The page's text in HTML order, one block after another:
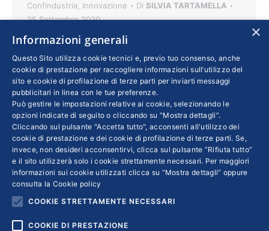
Confindustria, Innovazione Di SILVIA TARTAMELLA
25 Settembre 2020
Le imprese che vogliono offrire un percorso di
alta specializzazione ai propri dipendenti o
avvalersi di laureati altamente qualificati
possono compilare la domanda entro il 12
ottobre. Previsto un cofinanziamento al 50%
da parte delle imprese interessate al dottorato
e dal Cnr
← 1 … 5 6 7 8
×
Informazioni generali
Questo Sito utilizza cookie tecnici e, previo tuo consenso, anche
cookie di prestazione per raccogliere informazioni sull’utilizzo del
sito e cookie di profilazione di terze parti per inviarti messaggi
pubblicitari in linea con le tue preferenze.
Può gestire le impostazioni relative ai cookie, selezionando le
opzioni indicate di seguito o cliccando su “Mostra dettagli”.
Cliccando sul pulsante "Accetta tutto", acconsenti all'utilizzo dei
cookie di prestazione e dei cookie di profilazione di terze parti. Se,
invece, non desideri acconsentirvi, clicca sul pulsante “Rifiuta tutto”
e il sito utilizzerà solo i cookie strettamente necessari. Per maggiori
informazioni sui cookie utilizzati clicca su “Mostra dettagli” oppure
consulta la Cookie policy
COOKIE STRETTAMENTE NECESSARI
COOKIE DI PRESTAZIONE